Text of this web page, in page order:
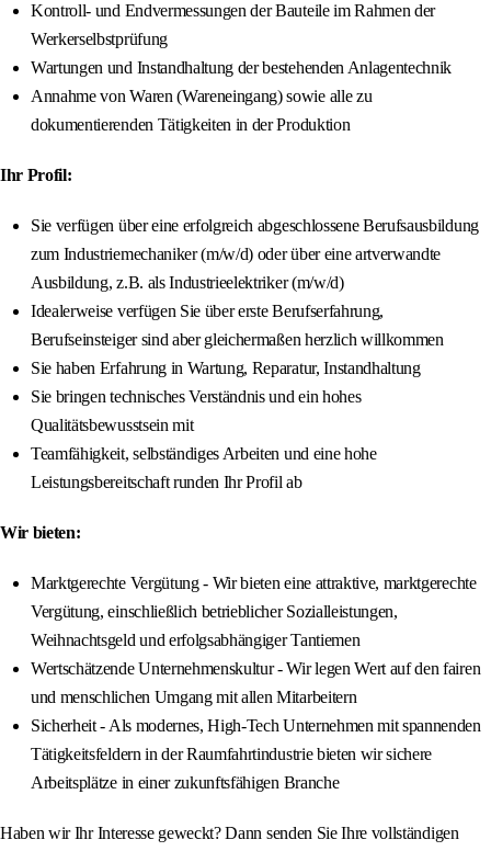
Kontroll- und Endvermessungen der Bauteile im Rahmen der
Werkerselbstprüfung
Wartungen und Instandhaltung der bestehenden Anlagentechnik
Annahme von Waren (Wareneingang) sowie alle zu
dokumentierenden Tätigkeiten in der Produktion
Ihr Profil:
Sie verfügen über eine erfolgreich abgeschlossene Berufsausbildung
zum Industriemechaniker (m/w/d) oder über eine artverwandte
Ausbildung, z.B. als Industrieelektriker (m/w/d)
Idealerweise verfügen Sie über erste Berufserfahrung,
Berufseinsteiger sind aber gleichermaßen herzlich willkommen
Sie haben Erfahrung in Wartung, Reparatur, Instandhaltung
Sie bringen technisches Verständnis und ein hohes
Qualitätsbewusstsein mit
Teamfähigkeit, selbständiges Arbeiten und eine hohe
Leistungsbereitschaft runden Ihr Profil ab
Wir bieten:
Marktgerechte Vergütung - Wir bieten eine attraktive, marktgerechte
Vergütung, einschließlich betrieblicher Sozialleistungen,
Weihnachtsgeld und erfolgsabhängiger Tantiemen
Wertschätzende Unternehmenskultur - Wir legen Wert auf den fairen
und menschlichen Umgang mit allen Mitarbeitern
Sicherheit - Als modernes, High-Tech Unternehmen mit spannenden
Tätigkeitsfeldern in der Raumfahrtindustrie bieten wir sichere
Arbeitsplätze in einer zukunftsfähigen Branche
Haben wir Ihr Interesse geweckt? Dann senden Sie Ihre vollständigen